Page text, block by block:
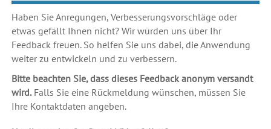
Haben Sie Anregungen, Verbesserungsvorschläge oder
etwas gefällt Ihnen nicht? Wir würden uns über Ihr
Feedback freuen. So helfen Sie uns dabei, die Anwendung
weiter zu entwickeln und zu verbessern.
Bitte beachten Sie, dass dieses Feedback anonym versandt
wird.Falls Sie eine Rückmeldung wünschen, müssen Sie
Ihre Kontaktdaten angeben.